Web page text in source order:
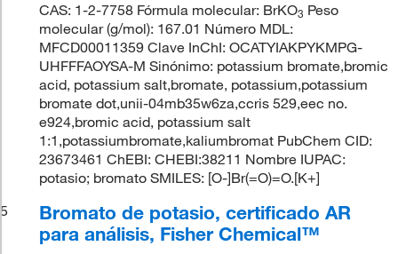
CAS: 1-2-7758 Fórmula molecular: BrKO3 Peso
molecular (g/mol): 167.01 Número MDL:
MFCD00011359 Clave InChI: OCATYIAKPYKMPG-
UHFFFAOYSA-M Sinónimo: potassium bromate,bromic
acid, potassium salt,bromate, potassium,potassium
bromate dot,unii-04mb35w6za,ccris 529,eec no.
e924,bromic acid, potassium salt
1:1,potassiumbromate,kaliumbromat PubChem CID:
23673461 ChEBI: CHEBI:38211 Nombre IUPAC:
potasio; bromato SMILES: [O-]Br(=O)=O.[K+]
5
Bromato de potasio, certificado AR
para análisis, Fisher Chemical™